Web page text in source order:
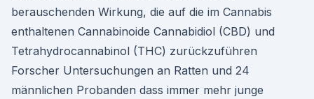
berauschenden Wirkung, die auf die im Cannabis
enthaltenen Cannabinoide Cannabidiol (CBD) und
Tetrahydrocannabinol (THC) zurückzuführen
Forscher Untersuchungen an Ratten und 24
männlichen Probanden dass immer mehr junge